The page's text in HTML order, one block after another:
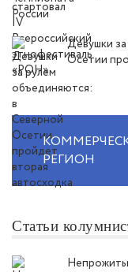
Девушки
Осетии
РЕГИОН
Статьи